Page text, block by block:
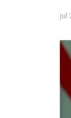
jul